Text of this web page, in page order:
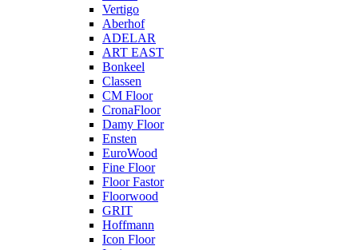
Vertigo
Aberhof
ADELAR
ART EAST
Bonkeel
Classen
CM Floor
CronaFloor
Damy Floor
Ensten
EuroWood
Fine Floor
Floor Fastor
Floorwood
GRIT
Hoffmann
Icon Floor